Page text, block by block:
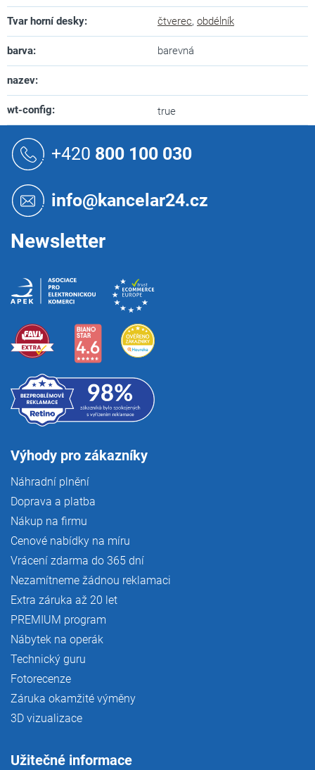
Tvar horní desky: čtverec, obdélník
barva: barevná
nazev:
wt-config: true
+420 800 100 030
info@kancelar24.cz
Newsletter
Výhody pro zákazníky
Náhradní plnění
Doprava a platba
Nákup na firmu
Cenové nabídky na míru
Vrácení zdarma do 365 dní
Nezamítneme žádnou reklamaci
Extra záruka až 20 let
PREMIUM program
Nábytek na operák
Technický guru
Fotorecenze
Záruka okamžité výměny
3D vizualizace
Užitečné informace